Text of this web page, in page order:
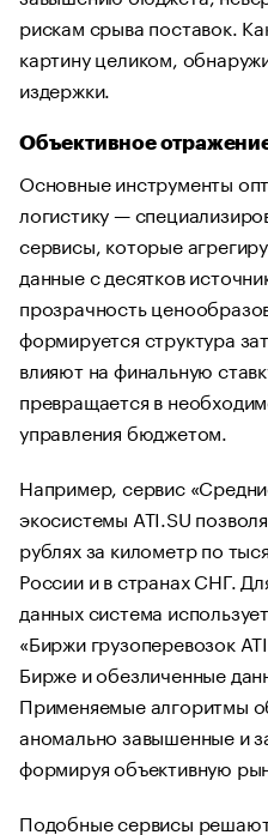
рискам срыва поставок.
картину целиком,
издержки.
Объективное
Основные инструменты
логистику —
сервисы, которые
данные с десятков
прозрачность
формируется структура
влияют на финальную
превращается в
управления бюджетом.
Например, сервис
экосистемы ATI.SU
рублях за километр по
России и в странах СНГ.
данных система
«Биржи грузоперевозок
Бирже и обезличенные
Применяемые алгоритмы
аномально завышенные и
формируя объективную
Подобные сервисы